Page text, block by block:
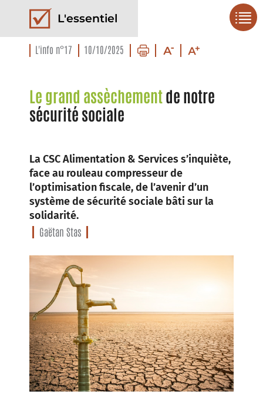
L'essentiel
L'info n°17 10/10/2025
Le grand assèchementde notre
sécurité sociale
La CSC Alimentation & Services s’inquiète,
face au rouleau compresseur de
l’optimisation fiscale, de l’avenir d’un
système de sécurité sociale bâti sur la
solidarité.
Gaëtan Stas